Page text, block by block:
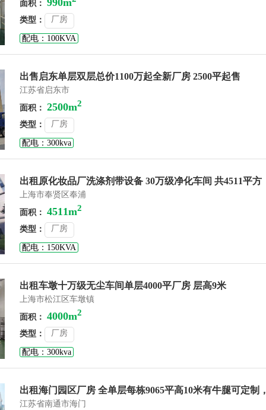
面积： 990m
类型： 厂房
配电：100KVA
出售启东单层双层总价1100万起全新厂房 2500平起售
江苏省启东市
面积： 2500m2
类型： 厂房
配电：300kva
出租原化妆品厂洗涤剂带设备 30万级净化车间 共4511平方
上海市奉贤区奉浦
面积： 4511m2
类型： 厂房
配电：150KVA
出租车墩十万级无尘车间单层4000平厂房 层高9米
上海市松江区车墩镇
面积： 4000m2
类型： 厂房
配电：300kva
出租海门园区厂房 全单层每栋9065平高10米有牛腿可定制，
江苏省南通市海门